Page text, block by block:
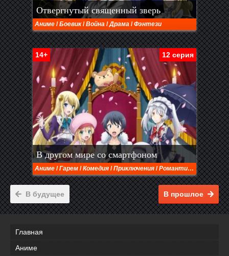
Отвергнутый священный зверь
Аниме /Боевик/Война /Драма /Фэнтези
12 серия
14+
В другом мире со смартфоном
Аниме /Гарем /Комедия /Приключения /Романтика /Фэнтези
В будущее В прошлое
Главная
Аниме